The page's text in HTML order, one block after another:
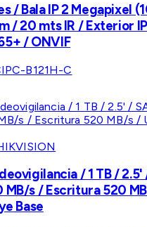
/ Bala IP 2 Megapixel
/ 20 mts IR / Exterior
/ ONVIF
IPC-B121H-C
/ 1 TB / 2.5'
MB/s / Escritura 520
Base